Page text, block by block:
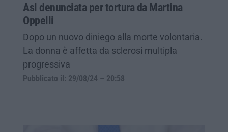
Asl denunciata per tortura da Martina
Oppelli
Dopo un nuovo diniego alla morte volontaria.
La donna è affetta da sclerosi multipla
progressiva
Pubblicato il: 29/08/24 – 20:58